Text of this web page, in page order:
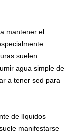
mantener el
suelen
agua simple de
a tener sed para
de líquidos
manifestarse